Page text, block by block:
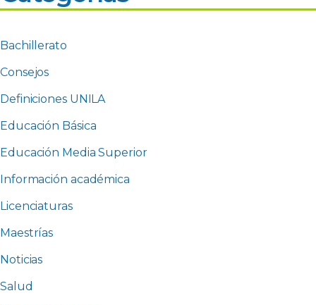
Bachillerato
Consejos
Definiciones UNILA
Educación Básica
Educación Media Superior
Información académica
Licenciaturas
Maestrías
Noticias
Salud